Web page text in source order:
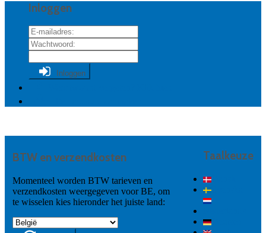
Inloggen
Inloggen
BTW en verzendkosten
Momenteel worden BTW tarieven en
verzendkosten weergegeven voor BE, om
te wisselen kies hieronder het juiste land:
Taalkeuze